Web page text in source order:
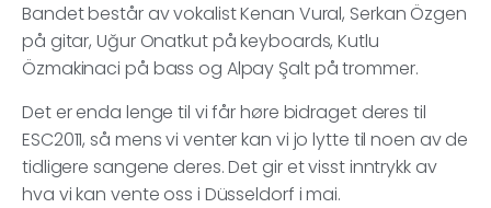
Bandet består av vokalist Kenan Vural, Serkan Özgen
på gitar, Uğur Onatkut på keyboards, Kutlu
Özmakinaci på bass og Alpay Şalt på trommer.
Det er enda lenge til vi får høre bidraget deres til
ESC2011, så mens vi venter kan vi jo lytte til noen av de
tidligere sangene deres. Det gir et visst inntrykk av
hva vi kan vente oss i Düsseldorf i mai.